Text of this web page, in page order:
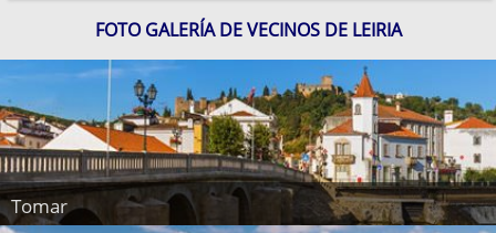
FOTO GALERÍA DE VECINOS DE LEIRIA
Tomar